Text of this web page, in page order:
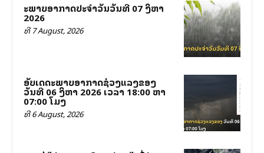
ສະພາບອາກາດປະຈຳວັນວັນທີ 07 ສິງຫາ
2026
ທີ 7 August, 2026
ອັບເດດສະພາບອາກາດຊ່ວງແລງຂອງ
ວັນທີ 06 ສິງຫາ 2026 ເວລາ 18:00 ຫາ
07:00 ໂມງ
ທີ 6 August, 2026